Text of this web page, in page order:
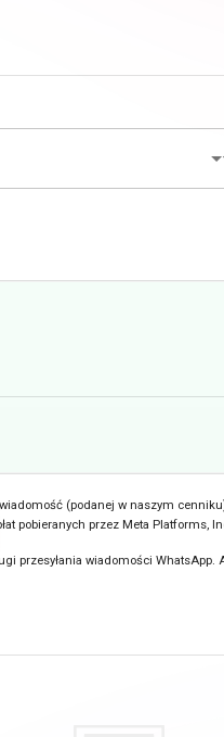
wiadomość (podanej w naszym
pobieranych przez Meta Platforms,
przesyłania wiadomości